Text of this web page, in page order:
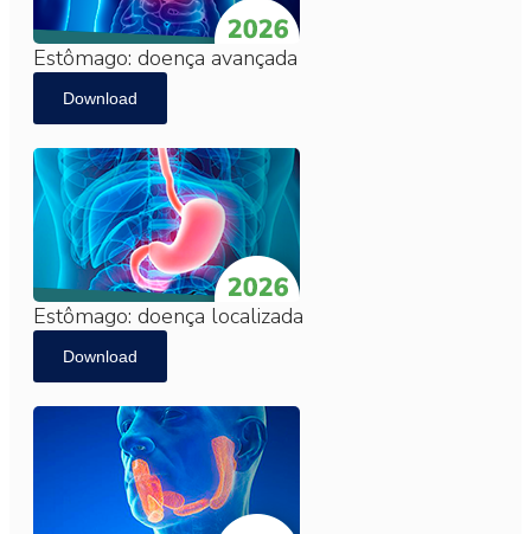
Estômago: doença avançada
Download
Estômago: doença localizada
Download